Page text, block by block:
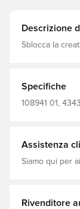
Descrizione
Sblocca la
in erba naturale
Specifiche
108941 01,
Up SS26, Blu
Assistenza
Siamo qui per
Rivenditore